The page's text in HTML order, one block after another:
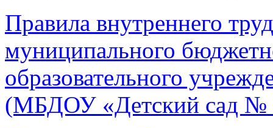
Правила внутреннего
муниципального
образовательного
(МБДОУ «Детский сад №